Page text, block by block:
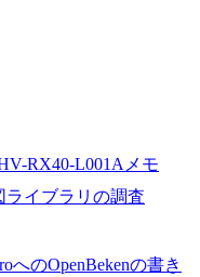
RX40-L001Aメモ
ライブラリの調査
へのOpenBekenの書き